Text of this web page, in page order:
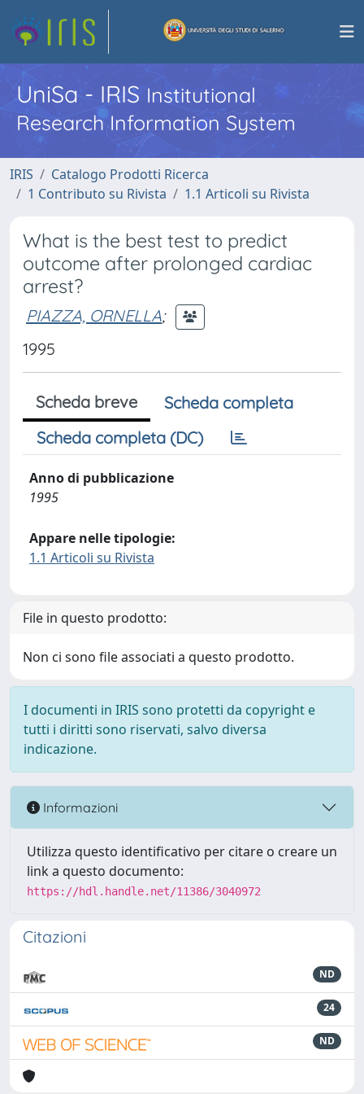
UniSa - IRISInstitutional
Research Information System
IRIS
Catalogo Prodotti Ricerca
1 Contributo su Rivista
1.1 Articoli su Rivista
What is the best test to predict
outcome after prolonged cardiac
arrest?
PIAZZA, ORNELLA;
1995
Scheda breve
Scheda completa
Scheda completa (DC)
Anno di pubblicazione
1995
Appare nelle tipologie:
1.1 Articoli su Rivista
File in questo prodotto:
Non ci sono file associati a questo prodotto.
I documenti in IRIS sono protetti da copyright e
tutti i diritti sono riservati, salvo diversa
indicazione.
Informazioni
Utilizza questo identificativo per citare o creare un
link a questo documento:
https://hdl.handle.net/11386/3040972
Citazioni
ND
24
ND